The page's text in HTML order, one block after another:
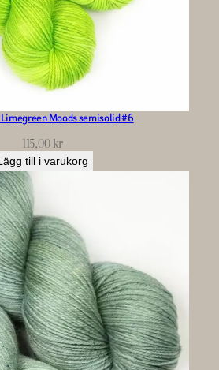
Moods semisolid #6
115,00kr
till i varukorg